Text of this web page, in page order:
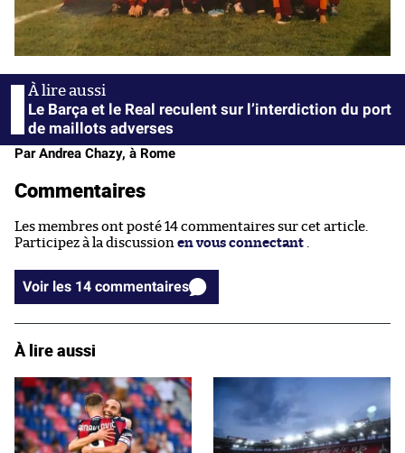
Le Barça et le Real reculent sur l’interdiction du port
de maillots adverses
Par Andrea Chazy, à Rome
Commentaires
Les membres ont posté 14 commentaires sur cet article.
Participez à la discussion en vous connectant .
Voir les 14 commentaires
À lire aussi